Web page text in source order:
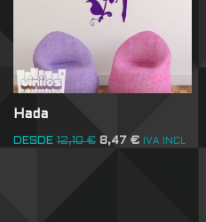
Hada
DESDE 12,10€ 8,47 € IVA INCL